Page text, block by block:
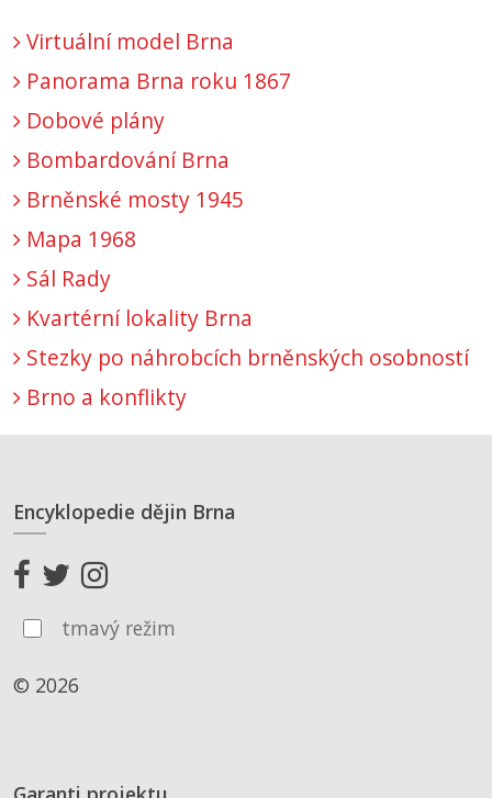
Virtuální model Brna
Panorama Brna roku 1867
Dobové plány
Bombardování Brna
Brněnské mosty 1945
Mapa 1968
Sál Rady
Kvartérní lokality Brna
Stezky po náhrobcích brněnských osobností
Brno a konflikty
Encyklopedie dějin Brna
tmavý režim
© 2026